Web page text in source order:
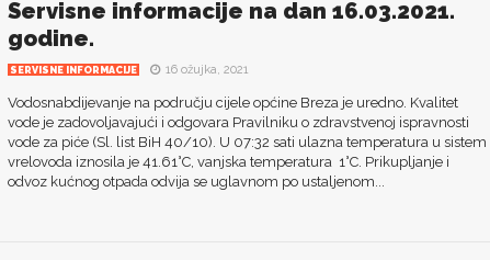
Servisne informacije na dan 16.03.2021.
godine.
SERVISNE INFORMACIJE 16 ožujka, 2021
Vodosnabdijevanje na području cijele općine Breza je uredno. Kvalitet
vode je zadovoljavajući i odgovara Pravilniku o zdravstvenoj ispravnosti
vode za piće (Sl. list BiH 40/10). U 07:32 sati ulazna temperatura u sistem
vrelovoda iznosila je 41.61°C, vanjska temperatura 1°C. Prikupljanje i
odvoz kućnog otpada odvija se uglavnom po ustaljenom...